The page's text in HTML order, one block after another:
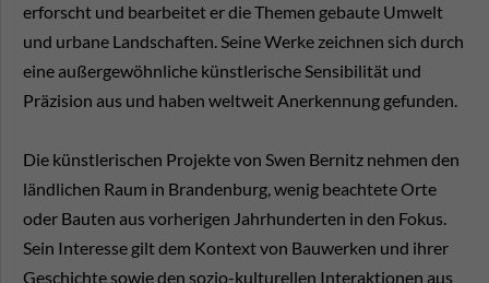
erforscht und bearbeitet er die Themen gebaute Umwelt
und urbane Landschaften. Seine Werke zeichnen sich durch
eine außergewöhnliche künstlerische Sensibilität und
Präzision aus und haben weltweit Anerkennung gefunden.
Die künstlerischen Projekte von Swen Bernitz nehmen den
ländlichen Raum in Brandenburg, wenig beachtete Orte
oder Bauten aus vorherigen Jahrhunderten in den Fokus.
Sein Interesse gilt dem Kontext von Bauwerken und ihrer
Geschichte sowie den sozio-kulturellen Interaktionen aus